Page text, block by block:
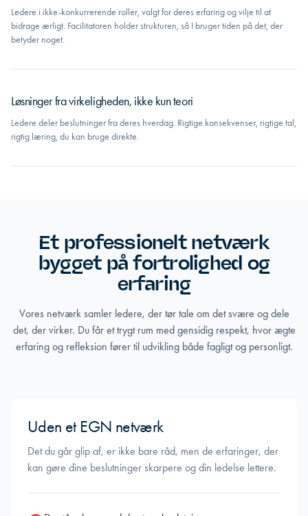
Ledere i ikke-konkurrerende roller, valgt for deres erfaring og vilje til at
bidrage ærligt. Facilitatoren holder strukturen, så I bruger tiden på det, der
betyder noget.
Løsninger fra virkeligheden, ikke kun teori
Ledere deler beslutninger fra deres hverdag. Rigtige konsekvenser, rigtige tal,
rigtig læring, du kan bruge direkte.
Et professionelt netværk
bygget på fortrolighed og
erfaring
Vores netværk samler ledere, der tør tale om det svære og dele
det, der virker. Du får et trygt rum med gensidig respekt, hvor ægte
erfaring og refleksion fører til udvikling både fagligt og personligt.
Uden et EGN netværk
Det du går glip af, er ikke bare råd, men de erfaringer, der
kan gøre dine beslutninger skarpere og din ledelse lettere.